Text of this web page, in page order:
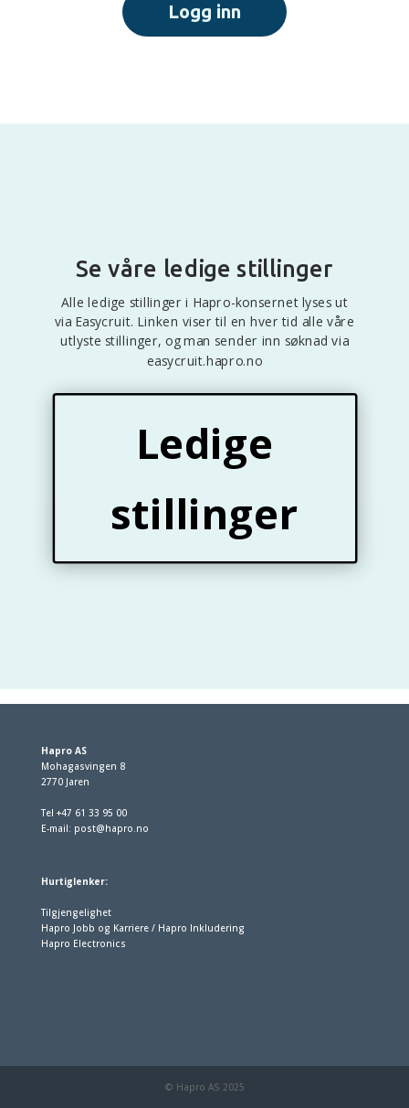
Logg inn
Se våre ledige stillinger
Alle ledige stillinger i Hapro-konsernet lyses ut
via Easycruit. Linken viser til en hver tid alle våre
utlyste stillinger, og man sender inn søknad via
easycruit.hapro.no
Ledige
stillinger
Hapro AS
Mohagasvingen 8
2770 Jaren
Tel +47 61 33 95 00
E-mail: post@hapro.no
Hurtiglenker:
Tilgjengelighet
Hapro Jobb og Karriere / Hapro Inkludering
Hapro Electronics
© Hapro AS 2025